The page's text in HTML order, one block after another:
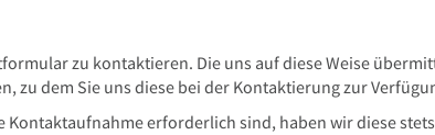
zu kontaktieren. Die uns auf diese Weise
zu dem Sie uns diese bei der Kontaktierung zur
erforderlich sind, haben wir diese